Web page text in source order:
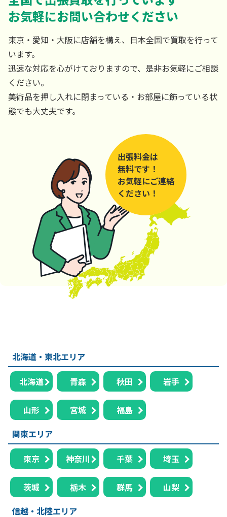
お気軽にお問い合わせください
東京・愛知・大阪に店舗を構え、日本全国で買取を行って
います。
迅速な対応を心がけておりますので、是非お気軽にご相談
ください。
美術品を押し入れに閉まっている・お部屋に飾っている状
態でも大丈夫です。
出張料金は
無料です！
お気軽にご連絡
ください！
北海道・東北エリア
北海道 青森 秋田 岩手
山形 宮城
福島
関東エリア
東京 神奈川 千葉 埼玉
茨城 栃木 群馬
山梨
信越・北陸エリア